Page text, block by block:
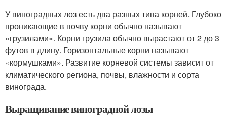
У виноградных лоз есть два разных типа корней. Глубоко
проникающие в почву корни обычно называют
«грузилами». Корни грузила обычно вырастают от 2 до 3
футов в длину. Горизонтальные корни называют
«кормушками». Развитие корневой системы зависит от
климатического региона, почвы, влажности и сорта
винограда.
Выращивание виноградной лозы